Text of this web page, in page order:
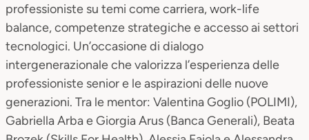
professioniste su temi come carriera, work-life
balance, competenze strategiche e accesso ai settori
tecnologici. Un’occasione di dialogo
intergenerazionale che valorizza l’esperienza delle
professioniste senior e le aspirazioni delle nuove
generazioni. Tra le mentor: Valentina Goglio (POLIMI),
Gabriella Arba e Giorgia Arus (Banca Generali), Beata